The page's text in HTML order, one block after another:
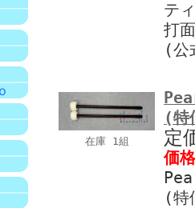
テ
打
(公
在庫 1組
(特
価
(特